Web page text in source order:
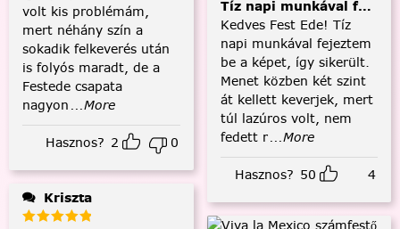
volt kis problémám,
mert néhány szín a
sokadik felkeverés után
is folyós maradt, de a
Festede csapata
nagyon ...More
Hasznos? 2 0
Kriszta
Tíz napi munkával
Kedves Fest Ede! Tíz
napi munkával fejeztem
be a képet, így sikerült.
Menet közben két szint
át kellett keverjek, mert
túl lazúros volt, nem
fedett r...More
Hasznos? 50 4